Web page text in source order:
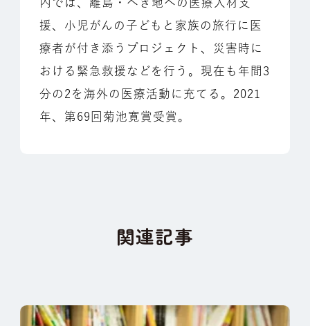
内では、離島・へき地への医療人材支
援、小児がんの子どもと家族の旅行に医
療者が付き添うプロジェクト、災害時に
おける緊急救援などを行う。現在も年間3
分の2を海外の医療活動に充てる。2021
年、第69回菊池寛賞受賞。
関連記事